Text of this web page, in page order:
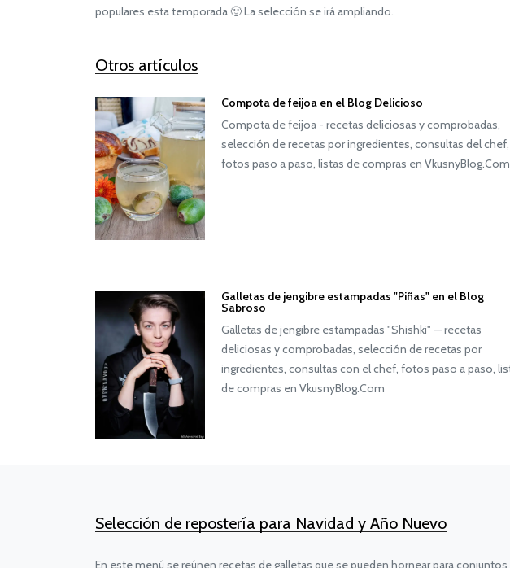
populares esta temporada 🙂 La selección se irá ampliando.
Otros artículos
Compota de feijoa en el Blog Delicioso
Compota de feijoa - recetas deliciosas y comprobadas,
selección de recetas por ingredientes, consultas del chef,
fotos paso a paso, listas de compras en VkusnyBlog.Com
Galletas de jengibre estampadas "Piñas" en el Blog
Sabroso
Galletas de jengibre estampadas "Shishki" — recetas
deliciosas y comprobadas, selección de recetas por
ingredientes, consultas con el chef, fotos paso a paso,
de compras en VkusnyBlog.Com
Selección de repostería para Navidad y Año Nuevo
En este menú se reúnen recetas de galletas que se pueden hornear para